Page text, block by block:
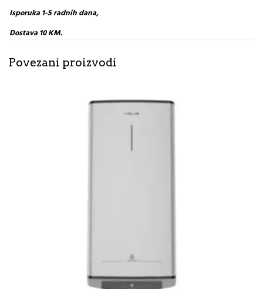
Isporuka 1-5 radnih dana,
Dostava 10 KM.
Povezani proizvodi